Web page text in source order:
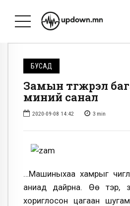
БУСАД
Замын түгжрэл
миний санал
2020-09-08 14:42 3 min
…Машиныхаа хамрыг
аниад дайрна. Ѳѳ тэр,
хориглосон цагаан шугам